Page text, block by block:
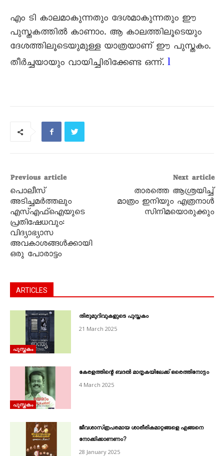
എം ടി കാലമാകുന്നതും ദേശമാകുന്നതും ഈ
പുസ്തകത്തിൽ കാണാം. ആ കാലത്തിലൂടെയും
ദേശത്തിലൂടെയുമുള്ള യാത്രയാണ് ഈ പുസ്തകം.
തീർച്ചയായും വായിച്ചിരിക്കേണ്ട ഒന്ന്. l
Previous article
പൊലീസ്‌
അടിച്ചമർത്തലും
എസ്‌എഫ്‌ഐയുടെ
പ്രതിഷേധവും:
വിദ്യാഭ്യാസ
അവകാശങ്ങൾക്കായി
ഒരു പോരാട്ടം
Next article
താരത്തെ ആശ്രയിച്ച്‌
മാത്രം ഇനിയും എത്രനാൾ
സിനിമയൊരുക്കും
ARTICLES
പുസ്തകം
തിരുമുറിവുകളുടെ പുസ്തകം
21 March 2025
പുസ്തകം
കേരളത്തിന്റെ ബദൽ മാതൃകയിലേക്ക്‌ ഒരെത്തിനോട്ടം
4 March 2025
ജീവശാസ്‌ത്രപരമായ ശാരീരികമാറ്റങ്ങളെ എങ്ങനെ
നോക്കിക്കാണണം?
28 January 2025